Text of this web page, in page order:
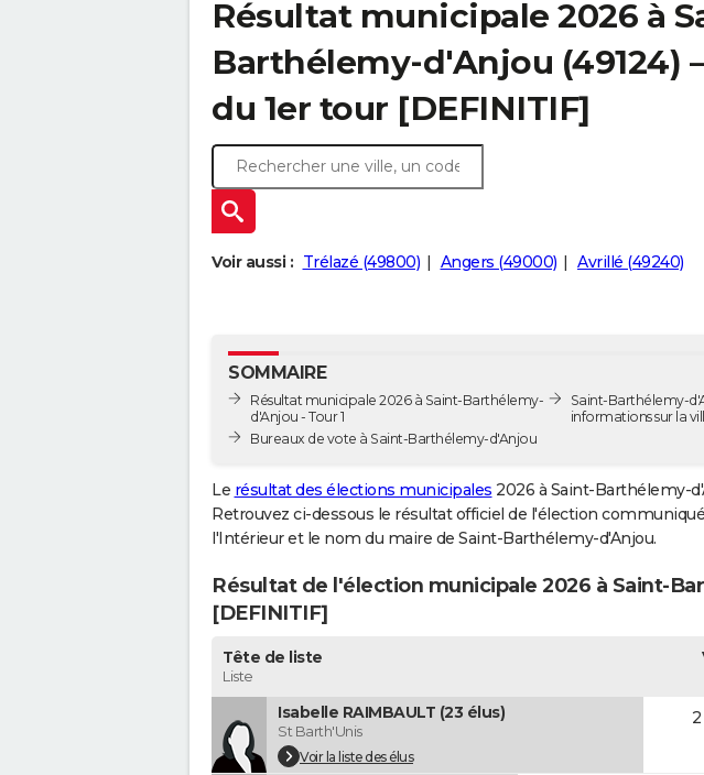
Résultat municipale 2026 à
Barthélemy-d'Anjou (49124)
du 1er tour [DEFINITIF]
Voir aussi : Trélazé (49800) Angers (49000) Avrillé (49240)
SOMMAIRE
Résultat municipale 2026 à Saint-Barthélemy-
d'Anjou - Tour 1
Bureaux de vote à Saint-Barthélemy-d'Anjou
Saint-Barthélemy-
informations sur la
Le résultat des élections municipales 2026 à Saint-Barthélemy-
Retrouvez ci-dessous le résultat officiel de l'élection
l'Intérieur et le nom du maire de Saint-Barthélemy-d'Anjou.
Résultat de l'élection municipale 2026 à Saint-
[DEFINITIF]
Tête de liste
Liste
Isabelle RAIMBAULT (23 élus)
St Barth'Unis
Voir la liste des élus